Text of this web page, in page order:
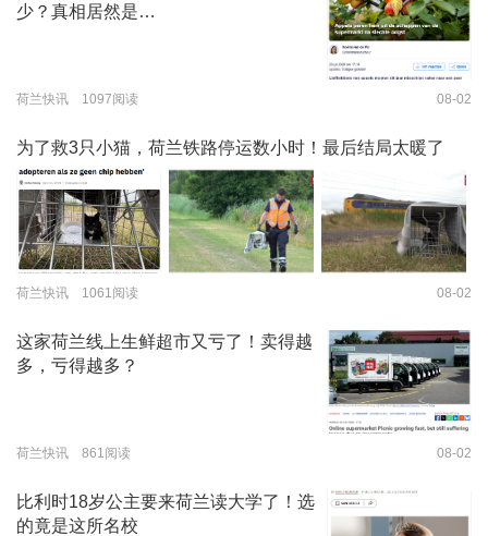
少？真相居然是…
荷兰快讯 1097阅读 08-02
为了救3只小猫，荷兰铁路停运数小时！最后结局太暖了
荷兰快讯 1061阅读 08-02
这家荷兰线上生鲜超市又亏了！卖得越
多，亏得越多？
荷兰快讯 861阅读 08-02
比利时18岁公主要来荷兰读大学了！选
的竟是这所名校